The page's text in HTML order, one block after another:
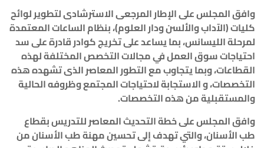
وافق المجلس على الإطار المرجعى الاسترشادى لتطوير لوائح
كليات (الآداب والألسن ودار العلوم)، بنظام الساعات المعتمدة
لمرحلة الليسانس، بما يساعد على تخريج كوادر قادرة على سد
احتياجات سوق العمل في مجالات التخصص المختلفة لهذه
القطاعات، وبما يتجاوب مع التطور المعاصر الذى تشهده هذه
التخصصات، و الاستجابة لاحتياجات المجتمع وظروفه الحالية
والمستقبلية من هذه التخصصات.
وافق المجلس على خطة التحديث المعاصر للتدريس بقطاع
طب الأسنان، والتي تهدف إلى تحسين مهنة طب الأسنان من